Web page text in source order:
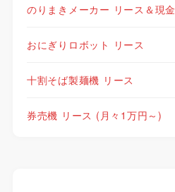
のりまきメーカー リース＆現金
おにぎりロボット リース
十割そば製麺機 リース
券売機 リース (月々1万円～)